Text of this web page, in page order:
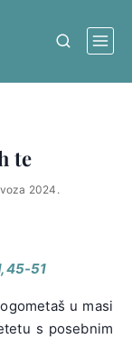
te
2024.
51
u masi
s posebnim